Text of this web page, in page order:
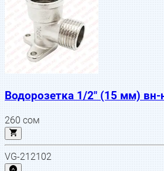
Водорозетка 1/2" (15 мм) вн-
260сом
VG-212102